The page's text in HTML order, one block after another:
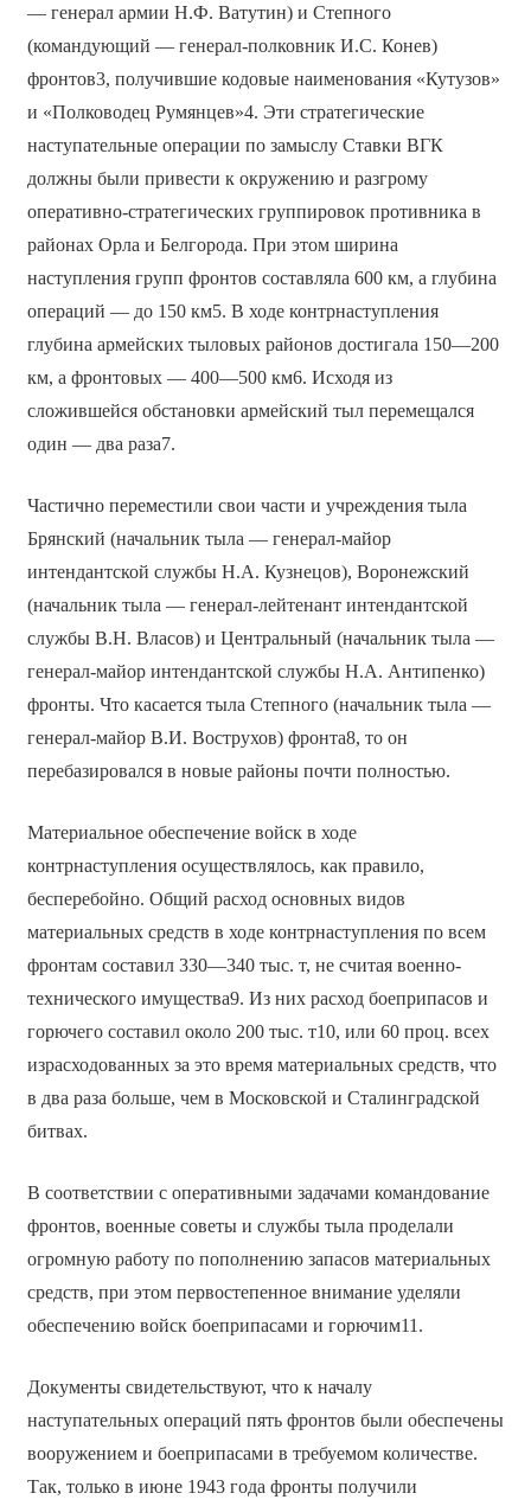
— генерал армии Н.Ф. Ватутин) и Степного
(командующий — генерал-полковник И.С. Конев)
фронтов3, получившие кодовые наименования «Кутузов»
и «Полководец Румянцев»4. Эти стратегические
наступательные операции по замыслу Ставки ВГК
должны были привести к окружению и разгрому
оперативно-стратегических группировок противника в
районах Орла и Белгорода. При этом ширина
наступления групп фронтов составляла 600 км, а глубина
операций — до 150 км5. В ходе контрнаступления
глубина армейских тыловых районов достигала 150—200
км, а фронтовых — 400—500 км6. Исходя из
сложившейся обстановки армейский тыл перемещался
один — два раза7.
Частично переместили свои части и учреждения тыла
Брянский (начальник тыла — генерал-майор
интендантской службы Н.А. Кузнецов), Воронежский
(начальник тыла — генерал-лейтенант интендантской
службы В.Н. Власов) и Центральный (начальник тыла —
генерал-майор интендантской службы Н.А. Антипенко)
фронты. Что касается тыла Степного (начальник тыла —
генерал-майор В.И. Вострухов) фронта8, то он
перебазировался в новые районы почти полностью.
Материальное обеспечение войск в ходе
контрнаступления осуществлялось, как правило,
бесперебойно. Общий расход основных видов
материальных средств в ходе контрнаступления по всем
фронтам составил 330—340 тыс. т, не считая военно-
технического имущества9. Из них расход боеприпасов и
горючего составил около 200 тыс. т10, или 60 проц. всех
израсходованных за это время материальных средств, что
в два раза больше, чем в Московской и Сталинградской
битвах.
В соответствии с оперативными задачами командование
фронтов, военные советы и службы тыла проделали
огромную работу по пополнению запасов материальных
средств, при этом первостепенное внимание уделяли
обеспечению войск боеприпасами и горючим11.
Документы свидетельствуют, что к началу
наступательных операций пять фронтов были обеспечены
вооружением и боеприпасами в требуемом количестве.
Так, только в июне 1943 года фронты получили